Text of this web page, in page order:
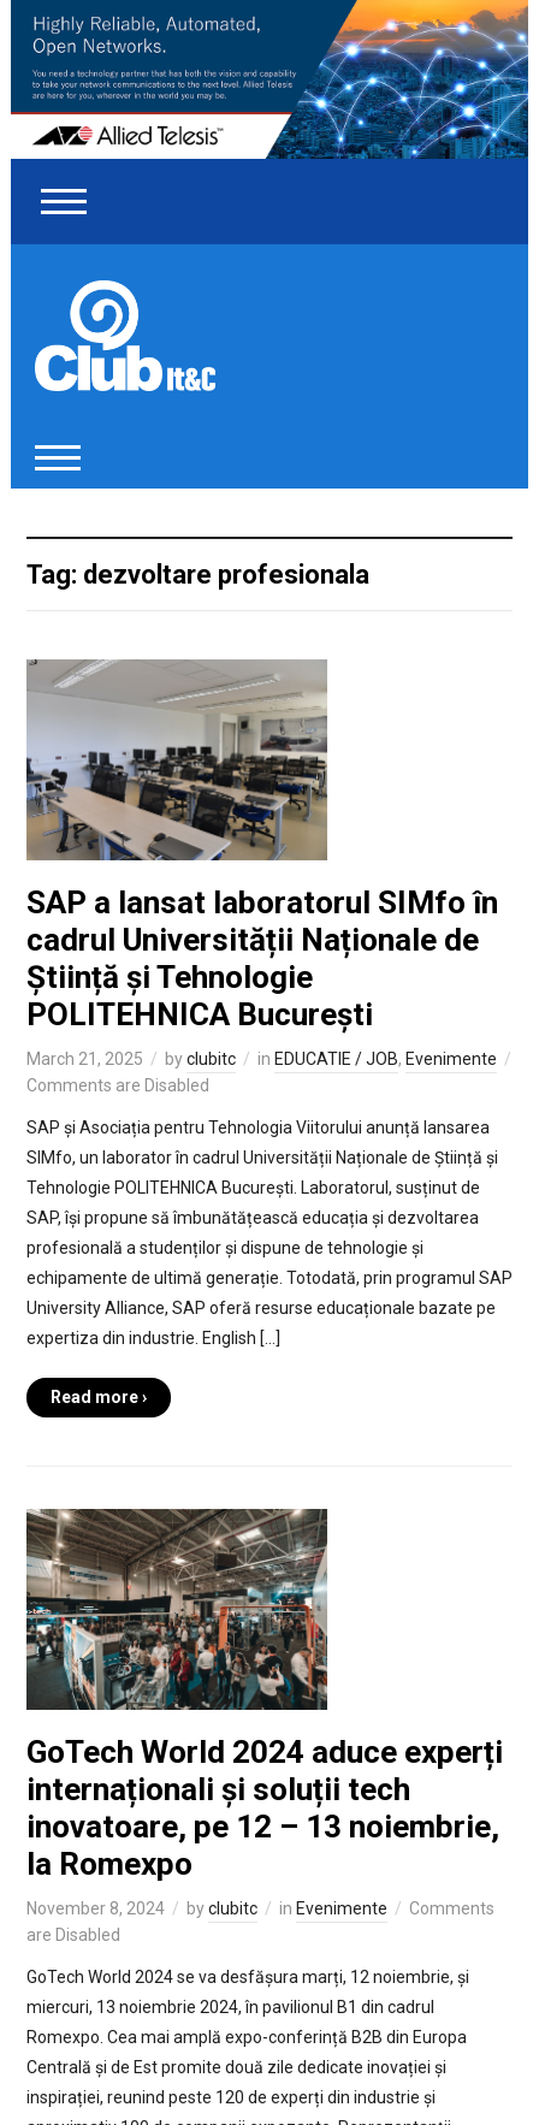
Tag: dezvoltare profesionala
SAP a lansat laboratorul SIMfo în
cadrul Universității Naționale de
Știință și Tehnologie
POLITEHNICA București
March 21, 2025 byclubitc in EDUCATIE / JOB, Evenimente
Comments are Disabled
SAP și Asociația pentru Tehnologia Viitorului anunță lansarea
SIMfo, un laborator în cadrul Universității Naționale de Știință și
Tehnologie POLITEHNICA București. Laboratorul, susținut de
SAP, își propune să îmbunătățească educația și dezvoltarea
profesională a studenților și dispune de tehnologie și
echipamente de ultimă generație. Totodată, prin programul SAP
University Alliance, SAP oferă resurse educaționale bazate pe
expertiza din industrie. English […]
Read more ›
GoTech World 2024 aduce experți
internaționali și soluții tech
inovatoare, pe 12 – 13 noiembrie,
la Romexpo
November 8, 2024 byclubitc in Evenimente
Comments
are Disabled
GoTech World 2024 se va desfășura marți, 12 noiembrie, și
miercuri, 13 noiembrie 2024, în pavilionul B1 din cadrul
Romexpo. Cea mai amplă expo-conferință B2B din Europa
Centrală și de Est promite două zile dedicate inovației și
inspirației, reunind peste 120 de experți din industrie și